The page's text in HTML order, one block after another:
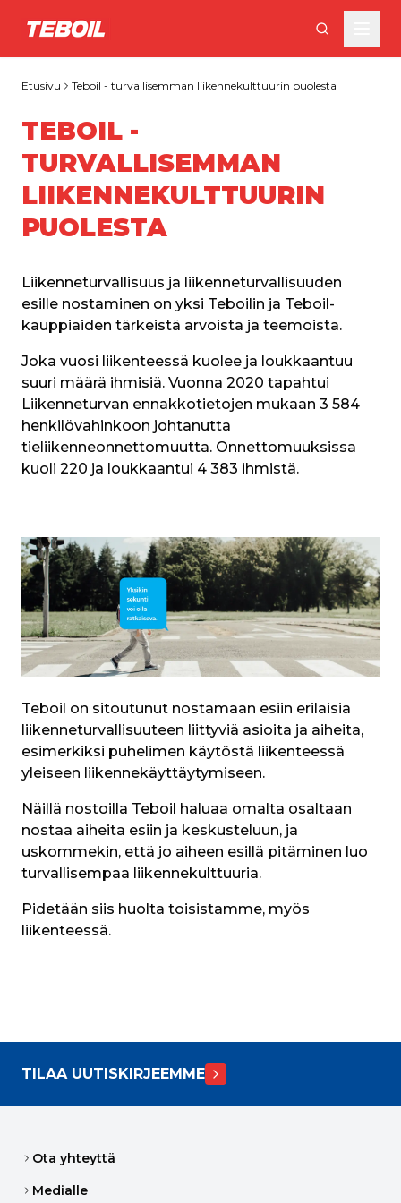
Siirry pääsisältöön
Etusivu Teboil - turvallisemman liikennekulttuurin puolesta
TEBOIL -
TURVALLISEMMAN
LIIKENNEKULTTUURIN
PUOLESTA
Liikenneturvallisuus ja liikenneturvallisuuden
esille nostaminen on yksi Teboilin ja Teboil-
kauppiaiden tärkeistä arvoista ja teemoista.
Joka vuosi liikenteessä kuolee ja loukkaantuu
suuri määrä ihmisiä. Vuonna 2020 tapahtui
Liikenneturvan ennakkotietojen mukaan 3 584
henkilövahinkoon johtanutta
tieliikenneonnettomuutta. Onnettomuuksissa
kuoli 220 ja loukkaantui 4 383 ihmistä.
Teboil on sitoutunut nostamaan esiin erilaisia
liikenneturvallisuuteen liittyviä asioita ja aiheita,
esimerkiksi puhelimen käytöstä liikenteessä
yleiseen liikennekäyttäytymiseen.
Näillä nostoilla Teboil haluaa omalta osaltaan
nostaa aiheita esiin ja keskusteluun, ja
uskommekin, että jo aiheen esillä pitäminen luo
turvallisempaa liikennekulttuuria.
Pidetään siis huolta toisistamme, myös
liikenteessä.
TILAA UUTISKIRJEEMME
Ota yhteyttä
Medialle